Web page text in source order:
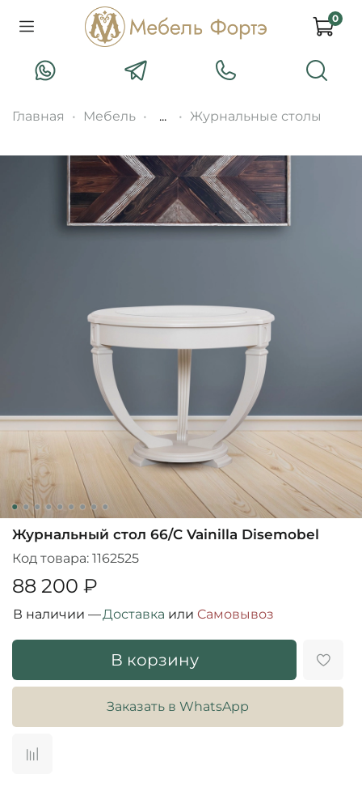
0
Главная Мебель ... Журнальные столы
Журнальный стол 66/C Vainilla Disemobel
Код товара: 1162525
88 200 ₽
В корзину
Заказать в WhatsApp
В наличии —Доставка или Cамовывоз